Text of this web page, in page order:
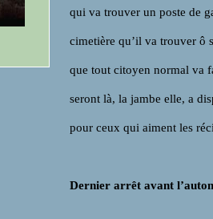
qui va trouver un poste de
cimetière qu’il va trouver ô
que tout citoyen normal va
seront là, la jambe elle, a
pour ceux qui aiment les
Dernier arrêt avant